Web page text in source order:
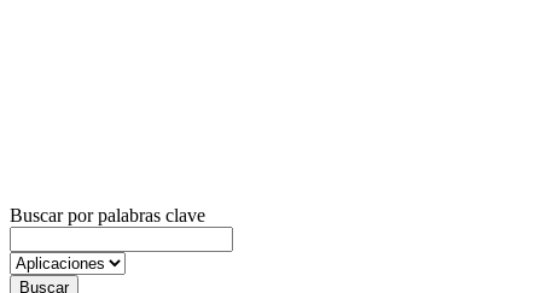
Buscar por palabras clave